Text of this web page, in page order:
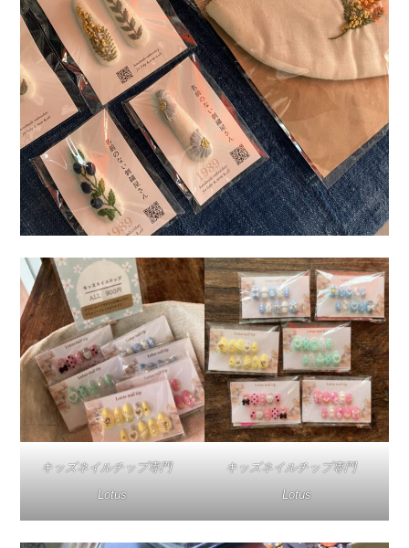
キッズネイルチップ専門
Lotus
キッズネイルチップ専門
Lotus